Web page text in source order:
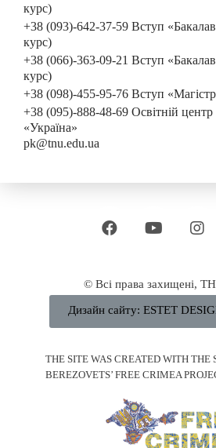
курс)
+38 (093)-642-37-59 Вступ
курс)
+38 (066)-363-09-21 Вступ
курс)
+38 (098)-455-95-76 Вступ
+38 (095)-888-48-69 Освітній центр
«Україна»
pk@tnu.edu.ua
© Всі права захищені,
Дизайн сайту: ESTET
THE SITE WAS CREATED WITH THE
BEREZOVETS’ FREE CRIMEA